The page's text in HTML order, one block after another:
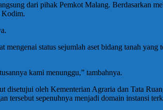
dari pihak Pemkot Malang. Berdasarkan
Kodim.
status sejumlah aset bidang tanah yang
kami menunggu,” tambahnya.
oleh Kementerian Agraria dan Tata
tersebut sepenuhnya menjadi domain instansi